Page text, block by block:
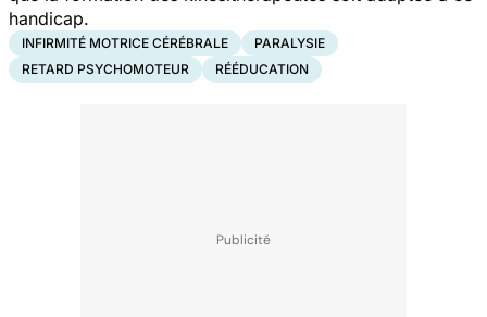
handicap.
INFIRMITÉ MOTRICE CÉRÉBRALE
PARALYSIE
RETARD PSYCHOMOTEUR
RÉÉDUCATION